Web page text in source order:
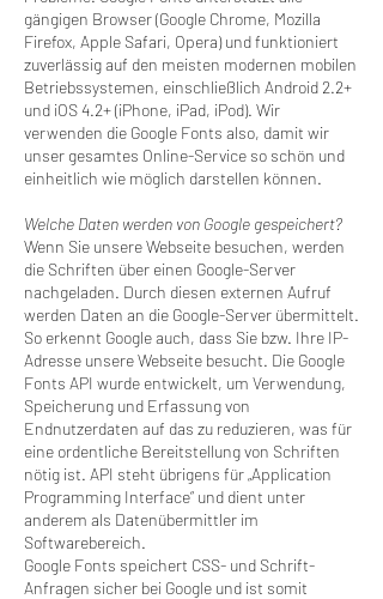
gängigen Browser (Google Chrome, Mozilla
Firefox, Apple Safari, Opera) und funktioniert
zuverlässig auf den meisten modernen mobilen
Betriebssystemen, einschließlich Android 2.2+
und iOS 4.2+ (iPhone, iPad, iPod). Wir
verwenden die Google Fonts also, damit wir
unser gesamtes Online-Service so schön und
einheitlich wie möglich darstellen können.
Welche Daten werden von Google gespeichert?
Wenn Sie unsere Webseite besuchen, werden
die Schriften über einen Google-Server
nachgeladen. Durch diesen externen Aufruf
werden Daten an die Google-Server übermittelt.
So erkennt Google auch, dass Sie bzw. Ihre IP-
Adresse unsere Webseite besucht. Die Google
Fonts API wurde entwickelt, um Verwendung,
Speicherung und Erfassung von
Endnutzerdaten auf das zu reduzieren, was für
eine ordentliche Bereitstellung von Schriften
nötig ist. API steht übrigens für „Application
Programming Interface“ und dient unter
anderem als Datenübermittler im
Softwarebereich.
Google Fonts speichert CSS- und Schrift-
Anfragen sicher bei Google und ist somit